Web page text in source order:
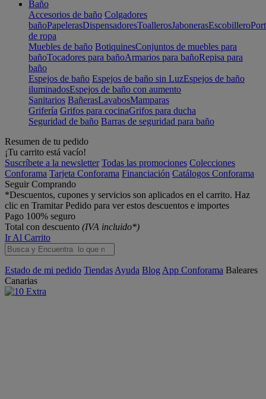
Baño
Accesorios de baño Colgadores
bañoPapelerasDispensadoresToallerosJabonerasEscobillero
de ropa
Muebles de baño BotiquinesConjuntos de muebles para
bañoTocadores para bañoArmarios para bañoRepisa para
baño
Espejos de baño Espejos de baño sin LuzEspejos de baño
iluminadosEspejos de baño con aumento
Sanitarios BañerasLavabosMamparas
Grifería Grifos para cocinaGrifos para ducha
Seguridad de baño Barras de seguridad para baño
Resumen de tu pedido
¡Tu carrito está vacío!
Suscríbete a la newsletter Todas las promociones Colecciones
Conforama Tarjeta Conforama Financiación Catálogos Conforama
Seguir Comprando
*Descuentos, cupones y servicios son aplicados en el carrito. Haz
clic en Tramitar Pedido para ver estos descuentos e importes
Pago 100% seguro
Total con descuento (IVA incluido*)
Ir Al Carrito
Estado de mi pedido Tiendas Ayuda Blog App Conforama Baleares
Canarias